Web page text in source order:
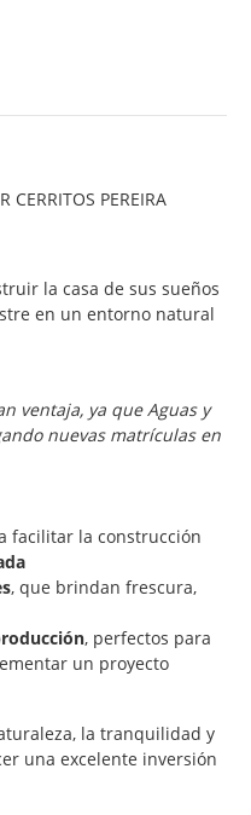
CERRITOS PEREIRA
la casa de sus sueños
en un entorno natural
ventaja, ya que Aguas y
nuevas matrículas en
facilitar la construcción
, que brindan frescura,
, perfectos para
un proyecto
la tranquilidad y
una excelente inversión